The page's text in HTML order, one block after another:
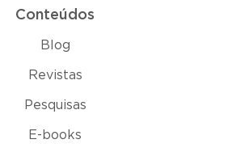
Conteúdos
Blog
Revistas
Pesquisas
E-books